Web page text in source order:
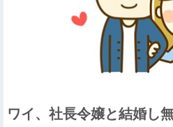
ワイ、社長令嬢と結婚し